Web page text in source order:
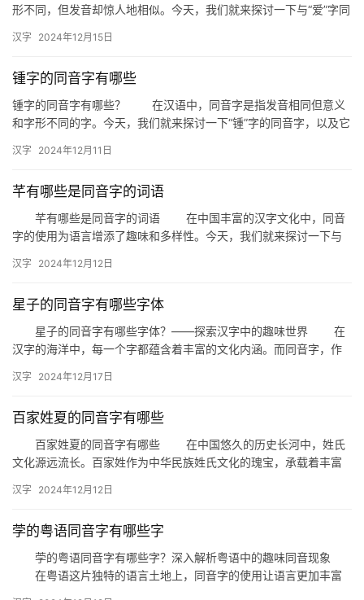
形不同，但发音却惊人地相似。今天，我们就来探讨一下与“爱”字同
汉字 2024年12月15日
锺字的同音字有哪些
锺字的同音字有哪些？ 在汉语中，同音字是指发音相同但意义
和字形不同的字。今天，我们就来探讨一下“锺”字的同音字，以及它
汉字 2024年12月11日
芊有哪些是同音字的词语
芊有哪些是同音字的词语 在中国丰富的汉字文化中，同音
字的使用为语言增添了趣味和多样性。今天，我们就来探讨一下与
和…
汉字 2024年12月12日
星子的同音字有哪些字体
星子的同音字有哪些字体？——探索汉字中的趣味世界 在
汉字的海洋中，每一个字都蕴含着丰富的文化内涵。而同音字，作
讨一…
汉字 2024年12月17日
百家姓夏的同音字有哪些
百家姓夏的同音字有哪些 在中国悠久的历史长河中，姓氏
文化源远流长。百家姓作为中华民族姓氏文化的瑰宝，承载着丰富
汉字 2024年12月12日
茡的粤语同音字有哪些字
茡的粤语同音字有哪些字？深入解析粤语中的趣味同音现象
在粤语这片独特的语言土地上，同音字的使用让语言更加丰富